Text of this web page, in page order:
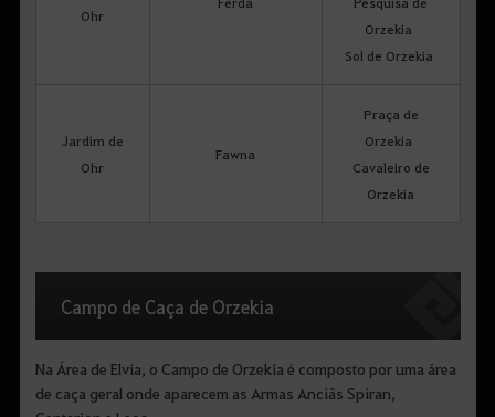
Ohr
Orzekia
Sol de Orzekia
Jardim de
Ohr
Fawna
Praça de
Orzekia
Cavaleiro de
Orzekia
Campo de Caça de Orzekia
Na Área de Elvia, o Campo de Orzekia é composto por uma área
de caça geral onde aparecem as Armas Anciãs Spiran,